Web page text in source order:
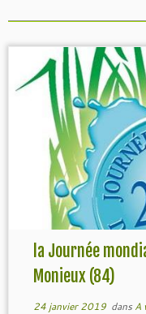
la Journée
Monieux (84)
24 janvier 2019dans A